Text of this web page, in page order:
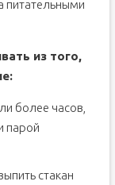
питательными
из того,
более часов,
парой
стакан